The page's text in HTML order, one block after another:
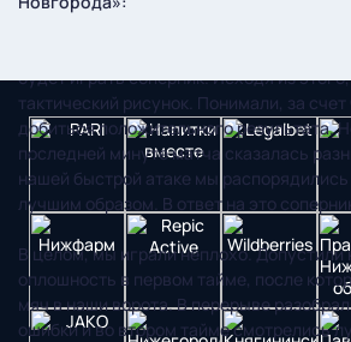
будет играть соперник. Исходя из
тактический рисунок. Понимали, за
добиться положительного результата.
последней минуте матча сказалась
нашей быстрой атаке мы
лучшим образом. В ответ на это
В целом, мы играли неплохо.
оплошность в первом тайме, после
мяч в наши ворота. В перерыве
ошибки и во втором тайме смотрелись